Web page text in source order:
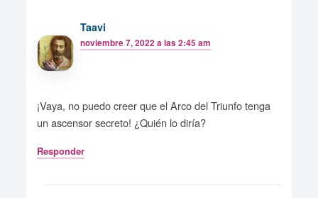
Taavi
noviembre 7, 2022 a las 2:45 am
¡Vaya, no puedo creer que el Arco del Triunfo tenga
un ascensor secreto! ¿Quién lo diría?
Responder